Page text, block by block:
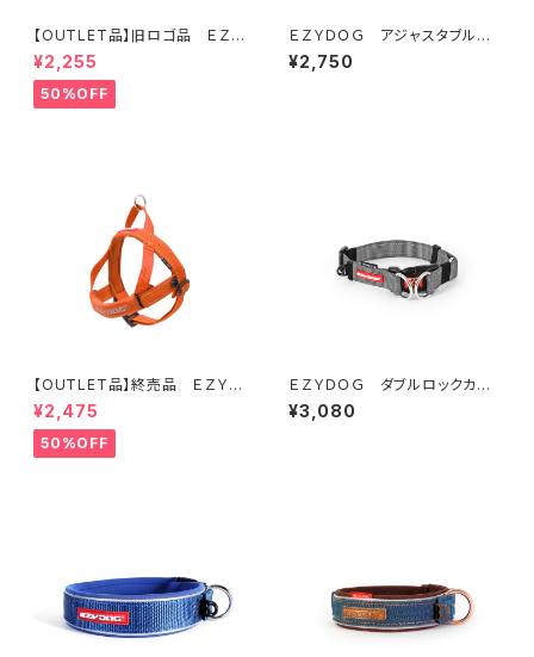
【OUTLET品】旧ロゴ品 ＥＺＹ
ＤＯＧ ヴァリオ４ライト デニ
ム
¥2,255
50%OFF
ＥＺＹＤＯＧ アジャスタブルリ
ード リード幅15㎜(全3色)
¥2,750
【OUTLET品】終売品 ＥＺＹＤ
ＯＧ クイックハーネス XXS
(全2色)
¥2,475
50%OFF
ＥＺＹＤＯＧ ダブルロックカラ
ー S (全7色)
¥3,080